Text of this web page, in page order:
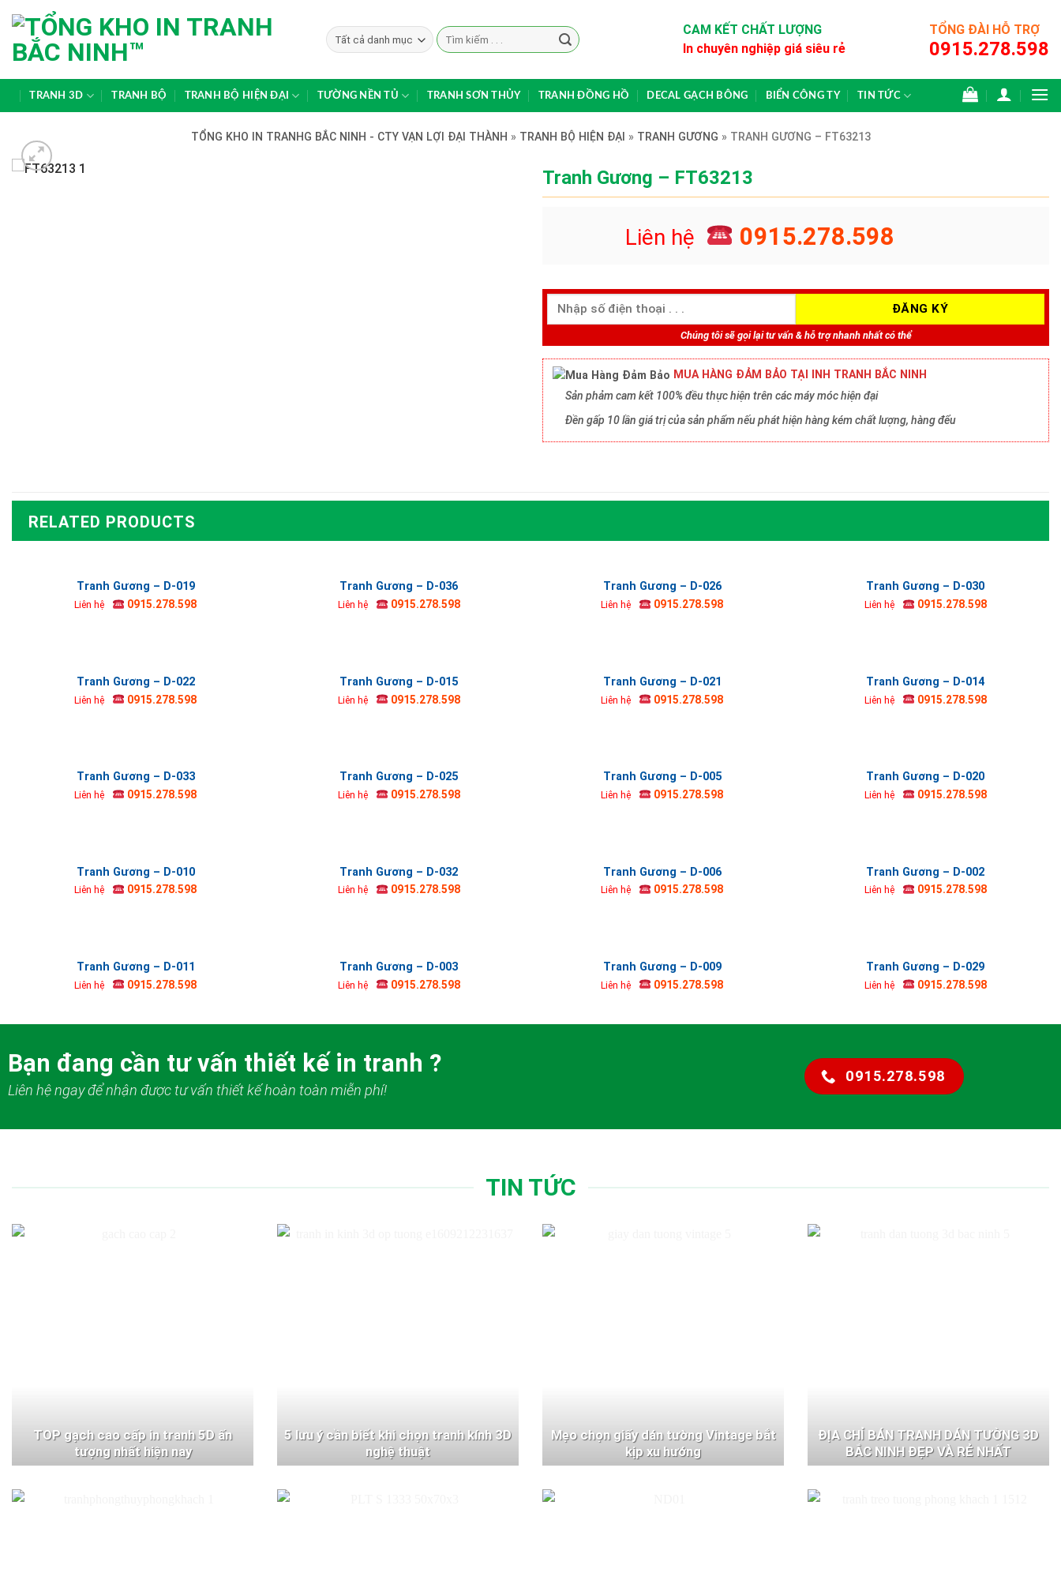
to
content
Search
for:
CAM KẾT CHẤT LƯỢNG
In chuyên nghiệp giá siêu rẻ
TỔNG ĐÀI HỖ TRỢ
0915.278.598
TRANH 3D TRANH BỘ TRANH BỘ HIỆN ĐẠI TƯỜNG NỀN TỦ TRANH SƠN THỦY TRANH ĐỒNG HỒ DECAL GẠCH BÔNG BIỂN CÔNG TY TIN TỨC
TỔNG KHO IN TRANHG BẮC NINH - CTY VẠN LỢI ĐẠI THÀNH » TRANH BỘ HIỆN ĐẠI » TRANH GƯƠNG » TRANH GƯƠNG – FT63213
Tranh Gương – FT63213
Liên hệ 0915.278.598
Chúng tôi sẽ gọi lại tư vấn & hỗ trợ nhanh nhất có thể
MUA HÀNG ĐẢM BẢO TẠI INH TRANH BẮC NINH
Sản phảm cam kết 100% đều thực hiện trên các máy móc hiện đại
Đền gấp 10 lần giá trị của sản phẩm nếu phát hiện hàng kém chất lượng, hàng đểu
RELATED PRODUCTS
Tranh Gương – D-019
Liên hệ 0915.278.598
Tranh Gương – D-036
Liên hệ 0915.278.598
Tranh Gương – D-026
Liên hệ 0915.278.598
Tranh Gương – D-030
Liên hệ 0915.278.598
Tranh Gương – D-022
Liên hệ 0915.278.598
Tranh Gương – D-015
Liên hệ 0915.278.598
Tranh Gương – D-021
Liên hệ 0915.278.598
Tranh Gương – D-014
Liên hệ 0915.278.598
Tranh Gương – D-033
Liên hệ 0915.278.598
Tranh Gương – D-025
Liên hệ 0915.278.598
Tranh Gương – D-005
Liên hệ 0915.278.598
Tranh Gương – D-020
Liên hệ 0915.278.598
Tranh Gương – D-010
Liên hệ 0915.278.598
Tranh Gương – D-032
Liên hệ 0915.278.598
Tranh Gương – D-006
Liên hệ 0915.278.598
Tranh Gương – D-002
Liên hệ 0915.278.598
Tranh Gương – D-011
Liên hệ 0915.278.598
Tranh Gương – D-003
Liên hệ 0915.278.598
Tranh Gương – D-009
Liên hệ 0915.278.598
Tranh Gương – D-029
Liên hệ 0915.278.598
Bạn đang cần tư vấn thiết kế in tranh ?
Liên hệ ngay để nhận được tư vấn thiết kế hoàn toàn miễn phí!
0915.278.598
TIN TỨC
TOP gạch cao cấp in tranh 5D ấn
tượng nhất hiện nay
5 lưu ý cần biết khi chọn tranh kính 3D
nghệ thuật
Mẹo chọn giấy dán tường Vintage bắt
kịp xu hướng
ĐỊA CHỈ BÁN TRANH DÁN TƯỜNG 3D
BẮC NINH ĐẸP VÀ RẺ NHẤT